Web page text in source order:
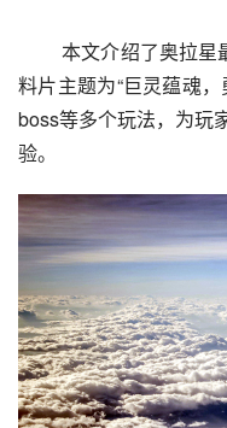
本文介绍了奥拉星最新资料片“满月巨灵”的内容。新资
料片主题为“巨灵蕴魂
boss等多个玩法，为玩
验。